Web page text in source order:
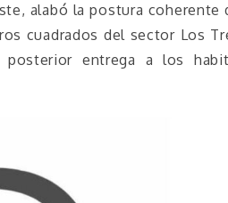
alabó la postura coherente
cuadrados del sector Los
entrega a los